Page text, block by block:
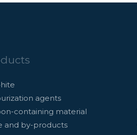
agents
containing material
and by-products